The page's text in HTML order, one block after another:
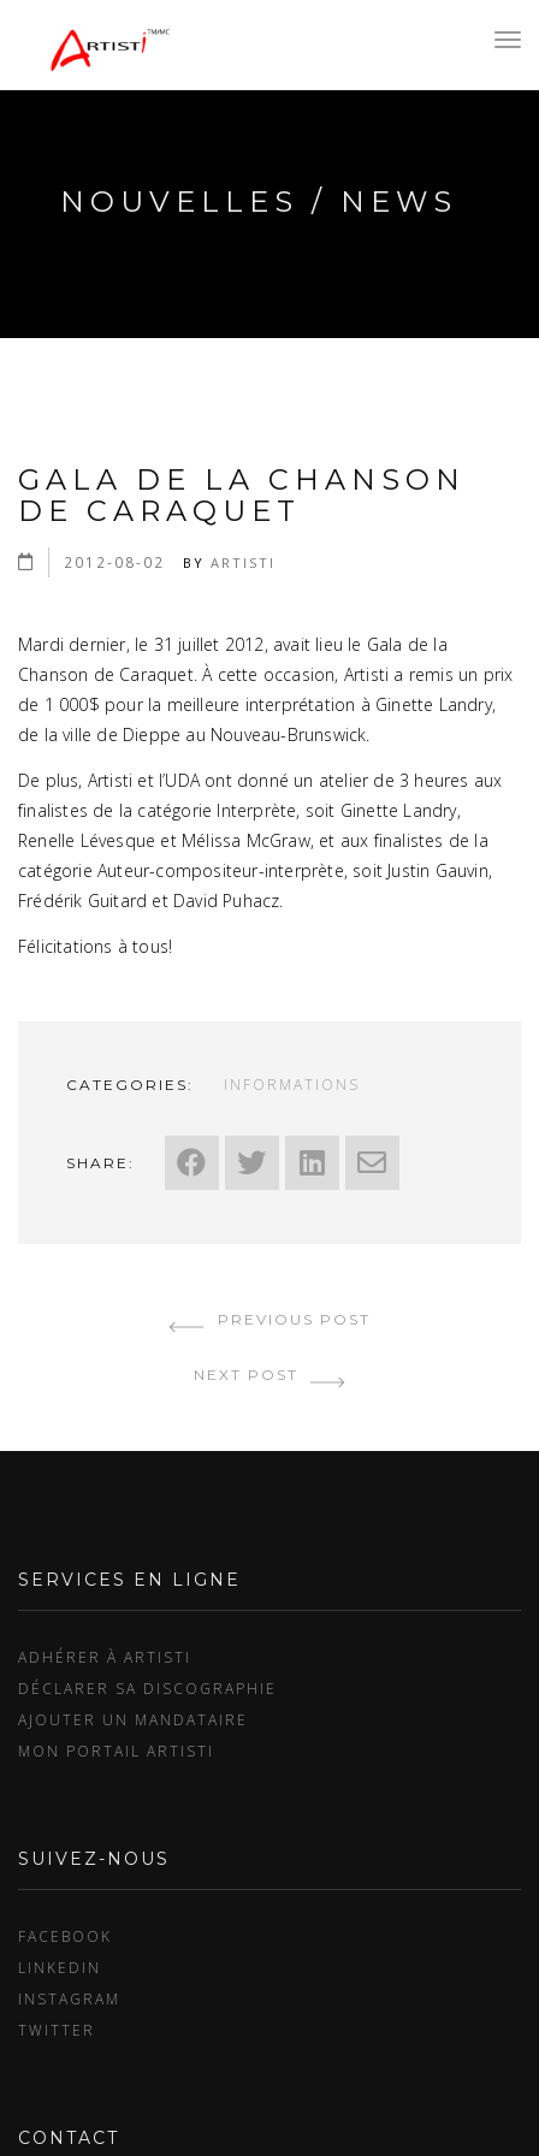
NOUVELLES / NEWS
GALA DE LA CHANSON
DE CARAQUET
2012-08-02 BYARTISTI
Mardi dernier, le 31 juillet 2012, avait lieu le Gala de la
Chanson de Caraquet. À cette occasion, Artisti a remis un prix
de 1 000$ pour la meilleure interprétation à Ginette Landry,
de la ville de Dieppe au Nouveau-Brunswick.
De plus, Artisti et l’UDA ont donné un atelier de 3 heures aux
finalistes de la catégorie Interprète, soit Ginette Landry,
Renelle Lévesque et Mélissa McGraw, et aux finalistes de la
catégorie Auteur-compositeur-interprète, soit Justin Gauvin,
Frédérik Guitard et David Puhacz.
Félicitations à tous!
CATEGORIES: INFORMATIONS
SHARE:
PREVIOUS POST
NEXT POST
SERVICES EN LIGNE
ADHÉRER À ARTISTI
DÉCLARER SA DISCOGRAPHIE
AJOUTER UN MANDATAIRE
MON PORTAIL ARTISTI
SUIVEZ-NOUS
FACEBOOK
LINKEDIN
INSTAGRAM
TWITTER
CONTACT